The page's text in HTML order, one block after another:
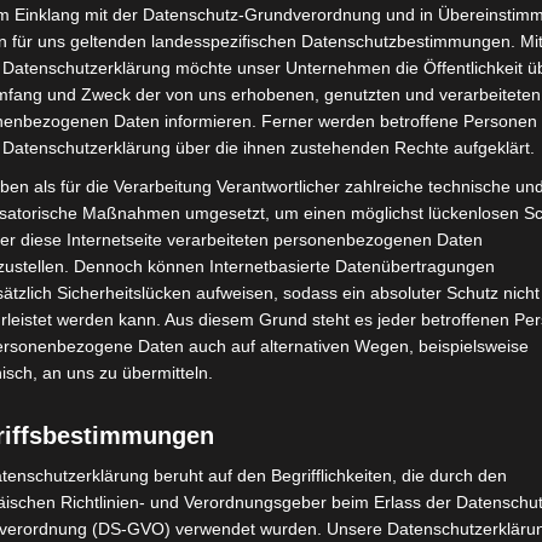
Änderungen werden am Donnerstag, 15. Juli 2021 wirksam
Hannover (pm). Die Region Hannover hat soeben die
„Allgemeinverfügung der Region Hannover zur
Feststellung des Inkrafttretens von Maßnahmen nach der
Corona-VO...
Weiterlesen
Region Hannover hebt
Ausgangssperre mit sofortiger
Wirkung auf
Hannover zurück Region Hannover (pm). Keine
Ausgangssperre mehr in der Region Hannover: Das
Oberverwaltungsgericht (OVG) Lüneburg hat am Dienstag,
6....
Einklang mit der Datenschutz-Grundverordnung und in
für uns geltenden landesspezifischen Datenschutzbestimmungen.
möchte unser Unternehmen die Öffentlichkeit
und Zweck der von uns erhobenen, genutzten und verarbeiteten
Daten informieren. Ferner werden betroffene Personen
über die ihnen zustehenden Rechte aufgeklärt.
als für die Verarbeitung Verantwortlicher zahlreiche technische
Maßnahmen umgesetzt, um einen möglichst lückenlosen
diese Internetseite verarbeiteten personenbezogenen Daten
Dennoch können Internetbasierte Datenübertragungen
Sicherheitslücken aufweisen, sodass ein absoluter Schutz nicht
werden kann. Aus diesem Grund steht es jeder betroffenen
Daten auch auf alternativen Wegen, beispielsweise
an uns zu übermitteln.
beruht auf den Begrifflichkeiten, die durch den
Richtlinien- und Verordnungsgeber beim Erlass der
(DS-GVO) verwendet wurden. Unsere